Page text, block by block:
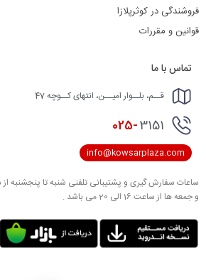
فروشندگی در کوثرپلازا
قوانین و مقررات
تماس با ما
قــم، بلــوار امیــن، انتهای کــوچه 47
025-3151
info@kowsarplaza.com
ساعات سفارش گیری و پشتیبانی تلفنی شنبه تا پنجشنبه از ساعت
و جمعه ها از ساعت 16 الی 20 می باشد .